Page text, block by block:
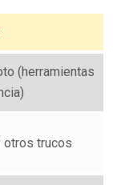
(herramientas
otros trucos